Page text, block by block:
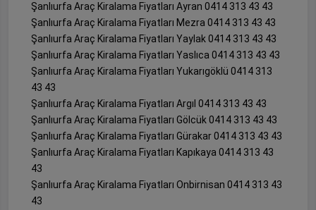
Şanlıurfa Araç Kiralama Fiyatları Ayran 0414 313 43 43
Şanlıurfa Araç Kiralama Fiyatları Mezra 0414 313 43 43
Şanlıurfa Araç Kiralama Fiyatları Yaylak 0414 313 43 43
Şanlıurfa Araç Kiralama Fiyatları Yaslıca 0414 313 43 43
Şanlıurfa Araç Kiralama Fiyatları Yukarıgöklü 0414 313
43 43
Şanlıurfa Araç Kiralama Fiyatları Argıl 0414 313 43 43
Şanlıurfa Araç Kiralama Fiyatları Gölcük 0414 313 43 43
Şanlıurfa Araç Kiralama Fiyatları Gürakar 0414 313 43 43
Şanlıurfa Araç Kiralama Fiyatları Kapıkaya 0414 313 43
43
Şanlıurfa Araç Kiralama Fiyatları Onbirnisan 0414 313 43
43